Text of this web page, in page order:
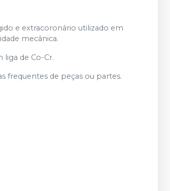
e extracoronário utilizado em
mecânica.
de Co-Cr.
frequentes de peças ou partes.